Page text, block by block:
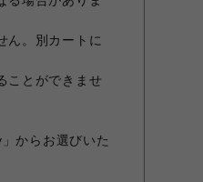
ん。別カートに
ことができませ
からお選びいた